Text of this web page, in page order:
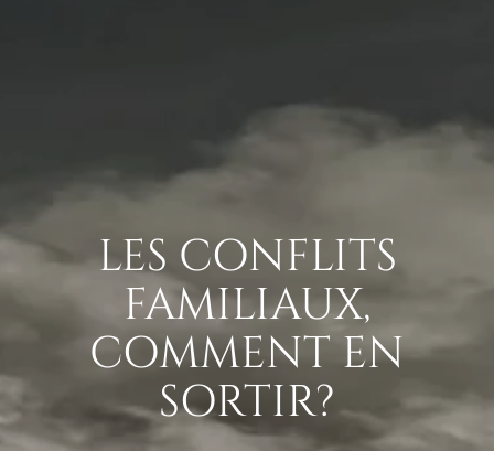
LES CONFLITS
FAMILIAUX,
COMMENT EN
SORTIR?